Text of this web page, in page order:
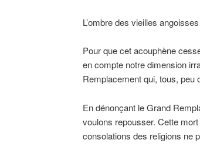
L’ombre des vieilles
Pour que cet acouphène
en compte notre dimension
Remplacement qui, tous, peu
En dénonçant le Grand
voulons repousser. Cette
consolations des religions ne